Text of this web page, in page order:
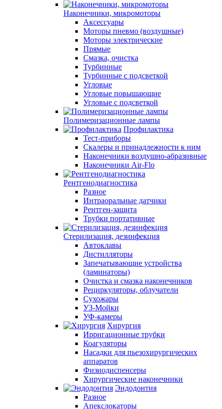
Наконечники, микромоторы
Аксессуары
Моторы пневмо (воздушные)
Моторы электрические
Прямые
Смазка, очистка
Турбинные
Турбинные с подсветкой
Угловые
Угловые повышающие
Угловые с подсветкой
Полимеризационные лампы
Профилактика
Тест-приборы
Скалеры и принадлежности к ним
Наконечники воздушно-абразивные
Наконечники Air-Flo
Рентгенодиагностика
Разное
Интраоральные датчики
Рентген-защита
Трубки портативные
Стерилизация, дезинфекция
Автоклавы
Дистилляторы
Запечатывающие устройства
(ламинаторы)
Очистка и смазка наконечников
Рециркуляторы, облучатели
Сухожары
УЗ-Мойки
УФ-камеры
Хирургия
Ирригационные трубки
Коагуляторы
Насадки для пьезохирургических
аппаратов
Физиодиспенсеры
Хирургические наконечники
Эндодонтия
Разное
Апекслокаторы